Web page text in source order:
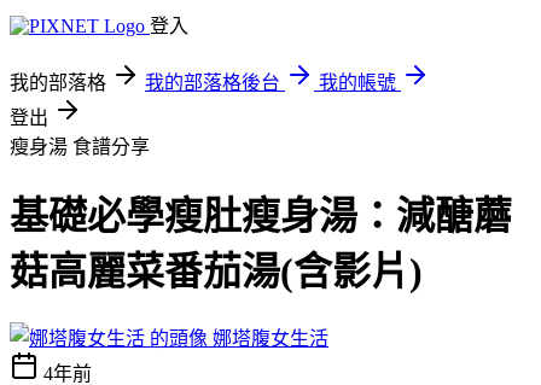
登入
我的部落格 我的部落格後台
我的帳號
登出
瘦身湯 食譜分享
基礎必學瘦肚瘦身湯：減醣蘑
菇高麗菜番茄湯(含影片)
娜塔腹女生活
4年前